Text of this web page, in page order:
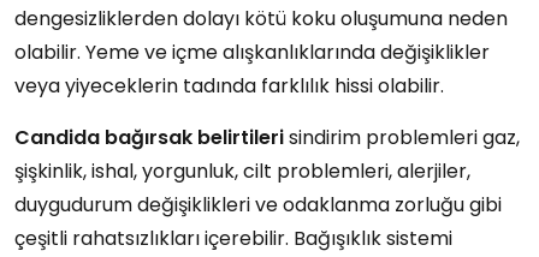
dengesizliklerden dolayı kötü koku oluşumuna neden
olabilir. Yeme ve içme alışkanlıklarında değişiklikler
veya yiyeceklerin tadında farklılık hissi olabilir.
Candida bağırsak belirtilerisindirim problemleri gaz,
şişkinlik, ishal, yorgunluk, cilt problemleri, alerjiler,
duygudurum değişiklikleri ve odaklanma zorluğu gibi
çeşitli rahatsızlıkları içerebilir. Bağışıklık sistemi